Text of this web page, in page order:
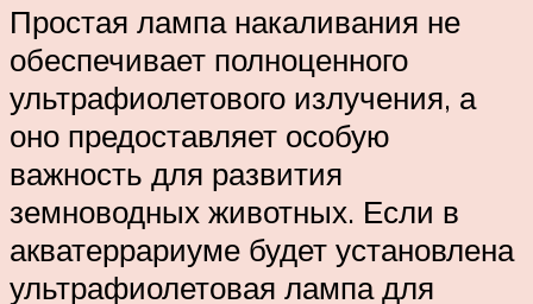
Простая лампа накаливания не
обеспечивает полноценного
ультрафиолетового излучения, а
оно предоставляет особую
важность для развития
земноводных животных. Если в
акватеррариуме будет установлена
ультрафиолетовая лампа для